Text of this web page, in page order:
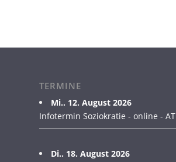
TERMINE
Mi.. 12. August 2026
Infotermin Soziokratie - online - AT
Di.. 18. August 2026